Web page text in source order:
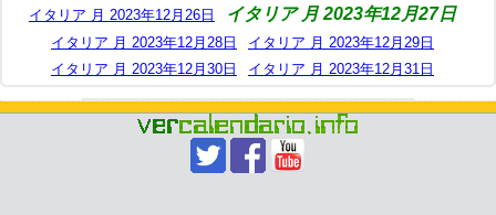
イタリア 月 2023年12月26日
イタリア 月 2023年12月27日
イタリア 月 2023年12月28日
イタリア 月 2023年12月29日
イタリア 月 2023年12月30日
イタリア 月 2023年12月31日